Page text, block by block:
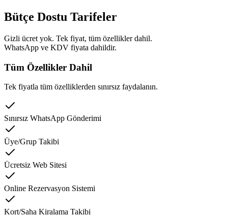
Bütçe Dostu Tarifeler
Gizli ücret yok. Tek fiyat, tüm özellikler dahil.
WhatsApp ve KDV fiyata dahildir.
Tüm Özellikler Dahil
Tek fiyatla tüm özelliklerden sınırsız faydalanın.
Sınırsız WhatsApp Gönderimi
Üye/Grup Takibi
Ücretsiz Web Sitesi
Online Rezervasyon Sistemi
Kort/Saha Kiralama Takibi